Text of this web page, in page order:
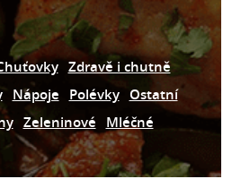
Zdravě i chutně
Nápoje Polévky Ostatní
Zeleninové Mléčné